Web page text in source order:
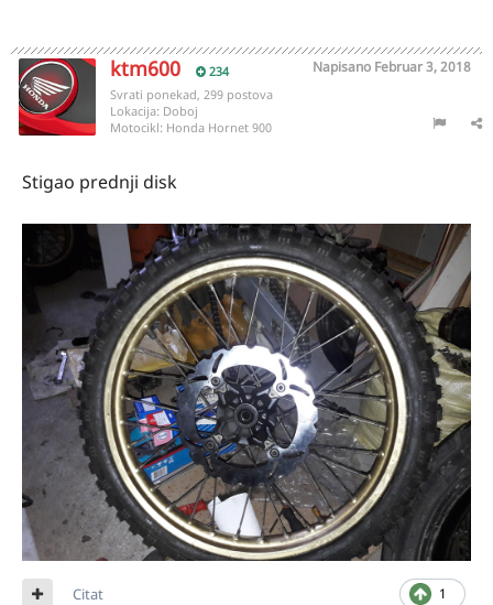
ktm600 234 Napisano Februar 3, 2018
Svrati ponekad, 299 postova
Lokacija: Doboj
Motocikl: Honda Hornet 900
Stigao prednji disk
1
Citat